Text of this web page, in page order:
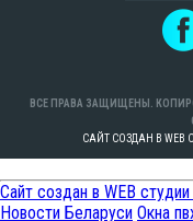
ВСЕ ПРАВА ЗАЩИЩЕНЫ.
САЙТ СОЗДАН В WEB
Сайт создан в WEB
Новости Беларуси Окна